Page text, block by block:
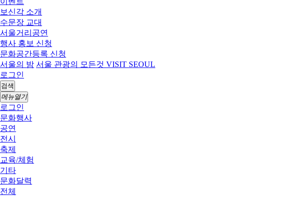
보신각 소개
수문장 교대
서울거리공연
행사 홍보 신청
문화공간등록 신청
서울의 밤 서울 관광의 모든것 VISIT SEOUL
로그인
검색
메뉴열기
로그인
문화행사
공연
전시
축제
교육/체험
기타
문화달력
전체